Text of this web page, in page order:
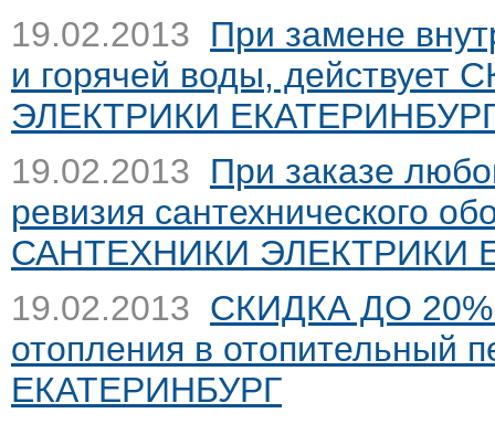
19.02.2013 При замене
и горячей воды, действует
ЭЛЕКТРИКИ
19.02.2013 При заказе
ревизия сантехнического
САНТЕХНИКИ ЭЛЕКТРИКИ
19.02.2013 СКИДКА ДО 20%
отопления в отопительный
ЕКАТЕРИНБУРГ